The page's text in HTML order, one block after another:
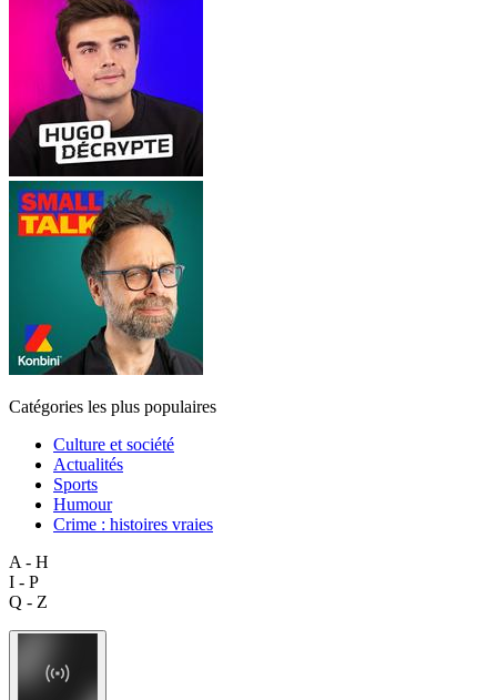
Catégories les plus populaires
Culture et société
Actualités
Sports
Humour
Crime : histoires vraies
A - H
I - P
Q - Z